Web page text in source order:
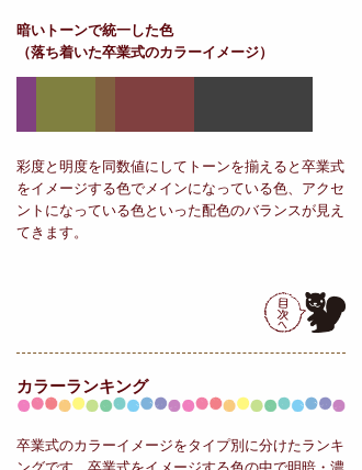
暗いトーンで統一した色
（落ち着いた卒業式のカラーイメージ）
彩度と明度を同数値にしてトーンを揃えると卒業式
をイメージする色でメインになっている色、アクセ
ントになっている色といった配色のバランスが見え
てきます。
カラーランキング
卒業式のカラーイメージをタイプ別に分けたランキ